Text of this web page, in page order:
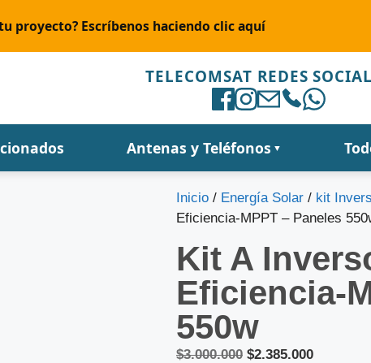
proyecto? Escríbenos haciendo clic aquí
TELECOMSAT REDES
Antenas y Teléfonos ▼
Inicio / Energía Solar / kit
Eficiencia-MPPT – Paneles
Kit A
Eficiencia-
550w
$3.000.000 $2.385.000